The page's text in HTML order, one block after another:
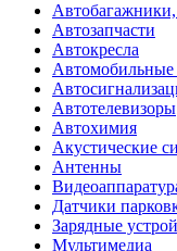
Автозапчасти
Автокресла
Автотелевизоры
Автохимия
Акустические
Антенны
Датчики
Зарядные
Мультимедиа